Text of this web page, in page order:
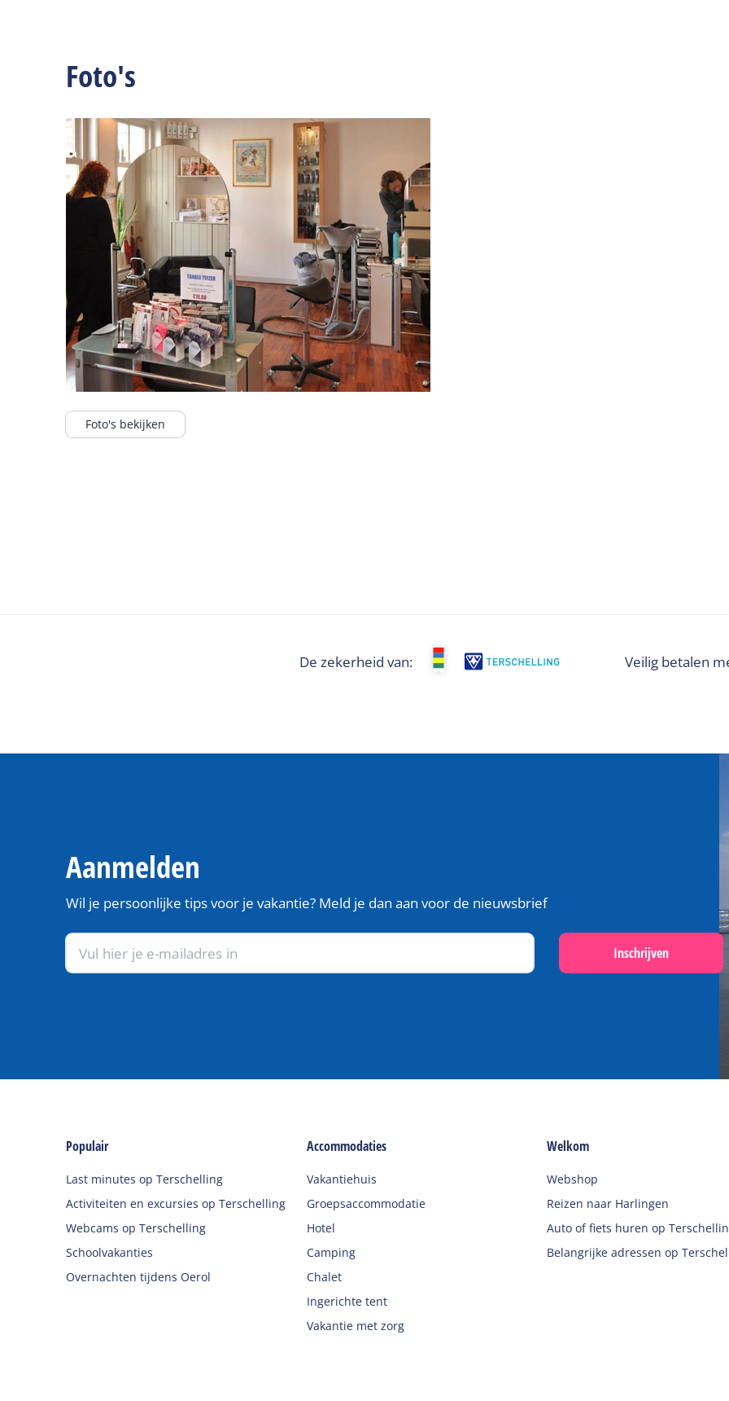
Foto's
Foto's bekijken
De zekerheid van: Veilig betalen
Aanmelden
Wil je persoonlijke tips voor je vakantie? Meld je dan aan voor de nieuwsbrief
Inschrijven
Populair
Last minutes op Terschelling
Activiteiten en excursies op Terschelling
Webcams op Terschelling
Schoolvakanties
Overnachten tijdens Oerol
Accommodaties
Vakantiehuis
Groepsaccommodatie
Hotel
Camping
Chalet
Ingerichte tent
Vakantie met zorg
Welkom
Webshop
Reizen naar Harlingen
Auto of fiets huren op
Belangrijke adressen op